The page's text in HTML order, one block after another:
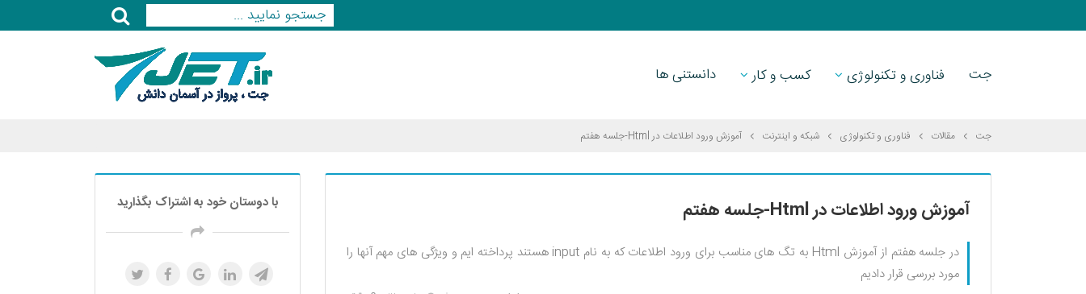
جت فناوری و تکنولوژی کسب و کار دانستنی ها
جت مقالات فناوری و تکنولوژی شبکه و اینترنت آموزش ورود اطلاعات در Html-جلسه هفتم
آموزش ورود اطلاعات در Html-جلسه هفتم
در جلسه هفتم از آموزش Html به تگ های مناسب برای ورود اطلاعات که به نام input هستند پرداخته ایم و ویژگی های مهم آنها را
مورد بررسی قرار دادیم
با دوستان خود به اشتراک بگذارید